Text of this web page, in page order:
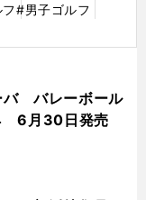
フ#男子ゴルフ
バ バレーボール
6月30日発売